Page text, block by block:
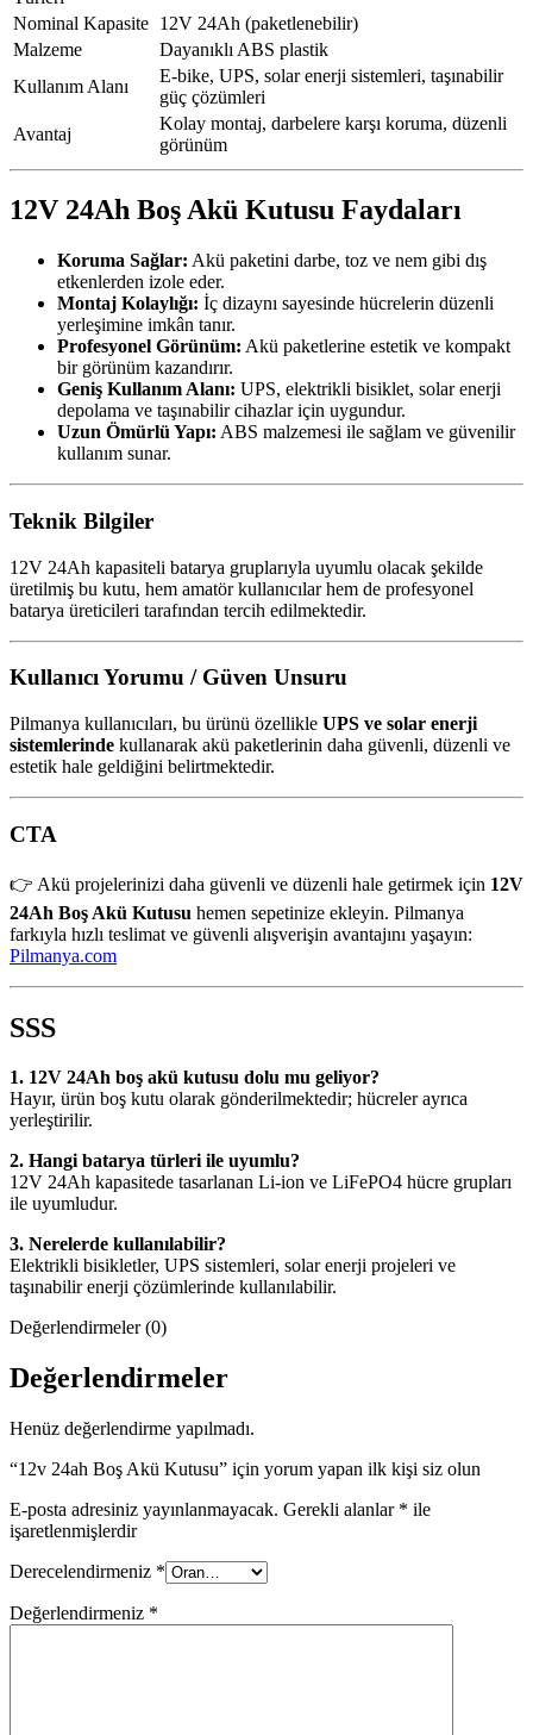
Nominal Kapasite 12V 24Ah (paketlenebilir)
Malzeme
Dayanıklı ABS plastik
Kullanım Alanı
E-bike, UPS, solar enerji sistemleri, taşınabilir
güç çözümleri
Avantaj
Kolay montaj, darbelere karşı koruma, düzenli
görünüm
12V 24Ah Boş Akü Kutusu Faydaları
Koruma Sağlar: Akü paketini darbe, toz ve nem gibi dış
etkenlerden izole eder.
Montaj Kolaylığı: İç dizaynı sayesinde hücrelerin düzenli
yerleşimine imkân tanır.
Profesyonel Görünüm: Akü paketlerine estetik ve kompakt
bir görünüm kazandırır.
Geniş Kullanım Alanı: UPS, elektrikli bisiklet, solar enerji
depolama ve taşınabilir cihazlar için uygundur.
Uzun Ömürlü Yapı: ABS malzemesi ile sağlam ve güvenilir
kullanım sunar.
Teknik Bilgiler
12V 24Ah kapasiteli batarya gruplarıyla uyumlu olacak şekilde
üretilmiş bu kutu, hem amatör kullanıcılar hem de profesyonel
batarya üreticileri tarafından tercih edilmektedir.
Kullanıcı Yorumu / Güven Unsuru
Pilmanya kullanıcıları, bu ürünü özellikle UPS ve solar enerji
sistemlerinde kullanarak akü paketlerinin daha güvenli, düzenli ve
estetik hale geldiğini belirtmektedir.
CTA
👉 Akü projelerinizi daha güvenli ve düzenli hale getirmek için 12V
24Ah Boş Akü Kutusu hemen sepetinize ekleyin. Pilmanya
farkıyla hızlı teslimat ve güvenli alışverişin avantajını yaşayın:
Pilmanya.com
SSS
1. 12V 24Ah boş akü kutusu dolu mu geliyor?
Hayır, ürün boş kutu olarak gönderilmektedir; hücreler ayrıca
yerleştirilir.
2. Hangi batarya türleri ile uyumlu?
12V 24Ah kapasitede tasarlanan Li-ion ve LiFePO4 hücre grupları
ile uyumludur.
3. Nerelerde kullanılabilir?
Elektrikli bisikletler, UPS sistemleri, solar enerji projeleri ve
taşınabilir enerji çözümlerinde kullanılabilir.
Değerlendirmeler (0)
Değerlendirmeler
Henüz değerlendirme yapılmadı.
“12v 24ah Boş Akü Kutusu” için yorum yapan ilk kişi siz olun
E-posta adresiniz yayınlanmayacak. Gerekli alanlar * ile
işaretlenmişlerdir
Derecelendirmeniz *
Değerlendirmeniz *